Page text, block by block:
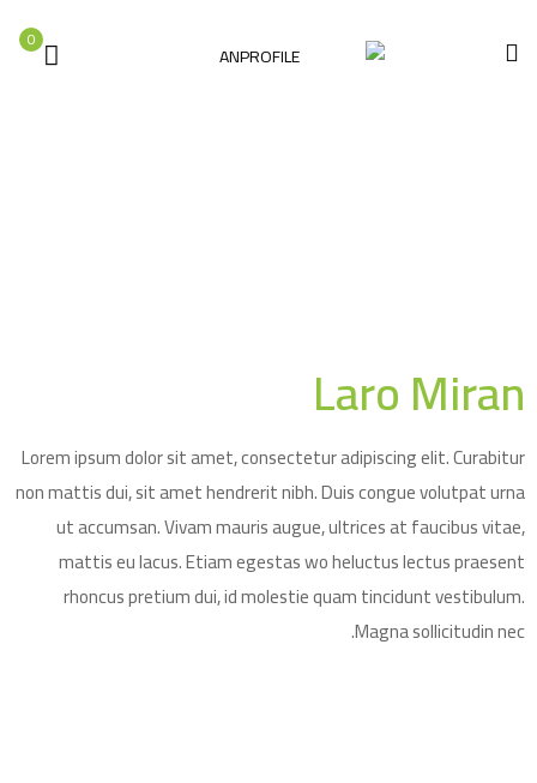
0
Laro Miran
Lorem ipsum dolor sit amet, consectetur adipiscing elit. Curabitur
non mattis dui, sit amet hendrerit nibh. Duis congue volutpat urna
ut accumsan. Vivam mauris augue, ultrices at faucibus vitae,
mattis eu lacus. Etiam egestas wo heluctus lectus praesent
rhoncus pretium dui, id molestie quam tincidunt vestibulum.
Magna sollicitudin nec.